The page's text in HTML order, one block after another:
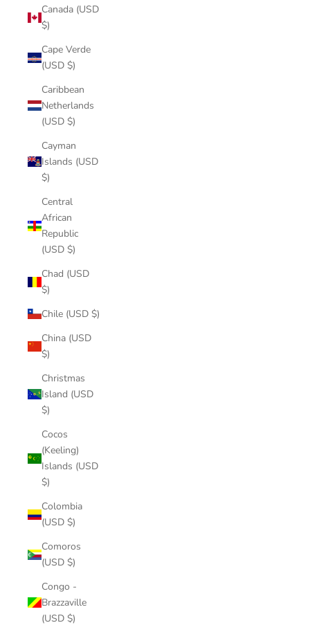
Canada (USD
$)
Cape Verde
(USD $)
Caribbean
Netherlands
(USD $)
Cayman
Islands (USD
$)
Central
African
Republic
(USD $)
Chad (USD
$)
Chile (USD $)
China (USD
$)
Christmas
Island (USD
$)
Cocos
(Keeling)
Islands (USD
$)
Colombia
(USD $)
Comoros
(USD $)
Congo -
Brazzaville
(USD $)